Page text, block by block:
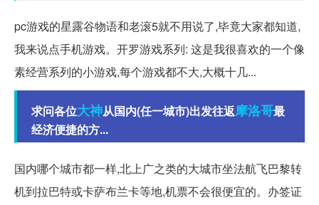
pc游戏的星露谷物语和老滚5就不用说了,毕竟大家都知道,
我来说点手机游戏。开罗游戏系列: 这是我很喜欢的一个像
素经营系列的小游戏,每个游戏都不大,大概十几...
求问各位大神从国内(任一城市)出发往返摩洛哥最
经济便捷的方...
国内哪个城市都一样,北上广之类的大城市坐法航飞巴黎转
机到拉巴特或卡萨布兰卡等地,机票不会很便宜的。办签证